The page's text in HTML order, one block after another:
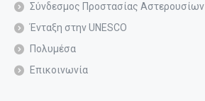
Σύνδεσμος Προστασίας Αστερουσίων
Ένταξη στην UNESCO
Πολυμέσα
Επικοινωνία